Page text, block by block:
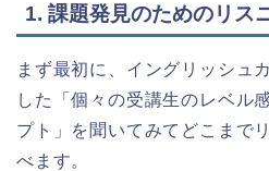
1. 課題発見のためのリス
まず最初に、イングリッシュ
した「個々の受講生のレベル
プト」を聞いてみてどこまで
べます。